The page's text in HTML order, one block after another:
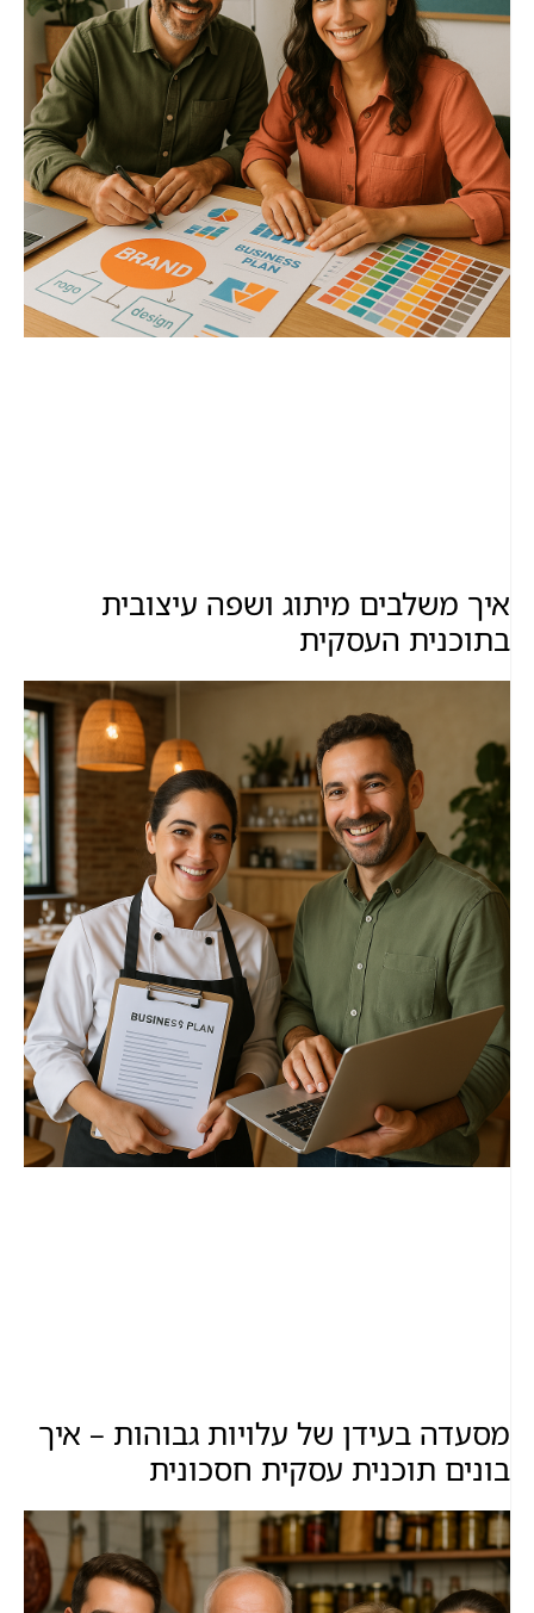
איך משלבים מיתוג ושפה עיצובית
בתוכנית העסקית
מסעדה בעידן של עלויות גבוהות – איך
בונים תוכנית עסקית חסכונית